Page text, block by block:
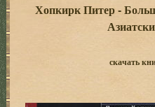
Хопкирк Питер -
скачать